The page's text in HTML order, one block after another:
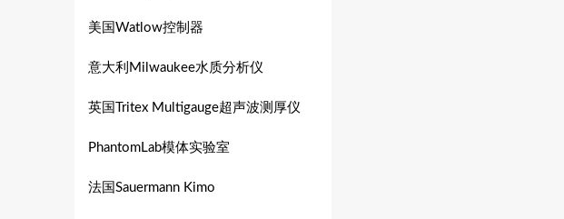
美国Watlow控制器
意大利Milwaukee水质分析仪
英国Tritex Multigauge超声波测厚仪
PhantomLab模体实验室
法国Sauermann Kimo